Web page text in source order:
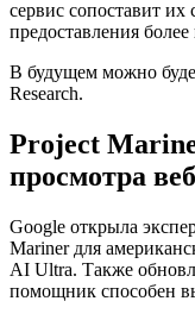
сервис сопоставит
предоставления
В будущем можно
Research.
Project
просмотра
Google открыла
Mariner для
AI Ultra. Также
помощник способен